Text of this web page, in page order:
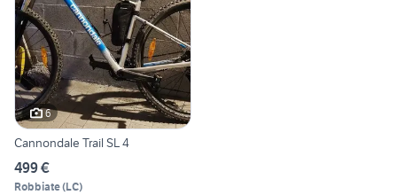
6
Cannondale Trail SL 4
499 €
Robbiate(LC)